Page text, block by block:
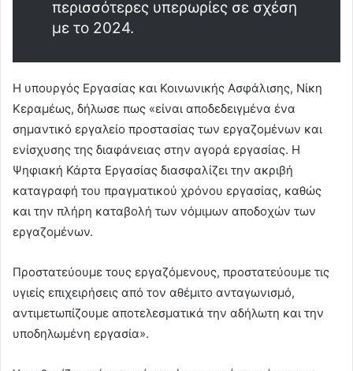
περισσότερες υπερωρίες σε σχέση
με το 2024.
Η υπουργός Εργασίας και Κοινωνικής Ασφάλισης, Νίκη
Κεραμέως, δήλωσε πως «είναι αποδεδειγμένα ένα
σημαντικό εργαλείο προστασίας των εργαζομένων και
ενίσχυσης της διαφάνειας στην αγορά εργασίας. Η
Ψηφιακή Κάρτα Εργασίας διασφαλίζει την ακριβή
καταγραφή του πραγματικού χρόνου εργασίας, καθώς
και την πλήρη καταβολή των νόμιμων αποδοχών των
εργαζομένων.
Προστατεύουμε τους εργαζόμενους, προστατεύουμε τις
υγιείς επιχειρήσεις από τον αθέμιτο ανταγωνισμό,
αντιμετωπίζουμε αποτελεσματικά την αδήλωτη και την
υποδηλωμένη εργασία».